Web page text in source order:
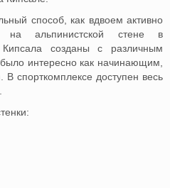
способ, как вдвоем активно
на альпинистской стене в
Кипсала созданы с различным
интересно как начинающим,
В спорткомплексе доступен весь